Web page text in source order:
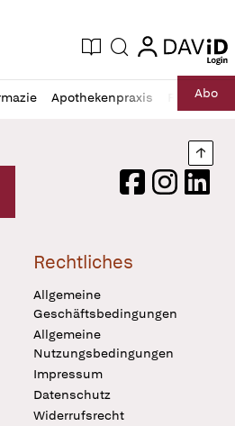
Zeitung
Aktuelle Ausgabe
Suche login
login
Apothekenpraxis RechtAbo
Logo
FacebookInstagram
Rechtliches
Allgemeine
Geschäftsbedingungen
Allgemeine
Nutzungsbedingungen
Impressum
Datenschutz
Widerrufsrecht